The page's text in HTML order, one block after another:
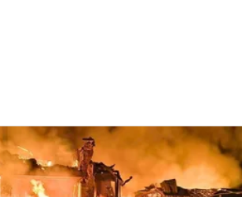
по Київщині дронами: загинули
них – дитина. Фото